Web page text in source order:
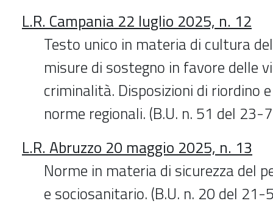
L.R. Campania 22 luglio 2025, n. 12
Testo unico in materia di cultura
misure di sostegno in favore delle
criminalità. Disposizioni di riordino
norme regionali. (B.U. n. 51 del
L.R. Abruzzo 20 maggio 2025, n. 13
Norme in materia di sicurezza del
e sociosanitario. (B.U. n. 20 del